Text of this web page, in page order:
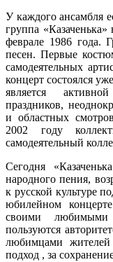
У каждого ансамбля
группа «Казаченька»
феврале 1986 года.
песен. Первые
самодеятельных
концерт состоялся
является
праздников,
и областных
2002 году
самодеятельный
Сегодня
народного пения,
к русской культуре
юбилейном
своими
пользуются
любимцами жителей
подход , за